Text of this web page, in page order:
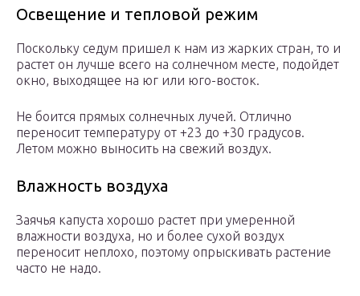
Освещение и тепловой режим
Поскольку седум пришел к нам из жарких стран, то и
растет он лучше всего на солнечном месте, подойдет
окно, выходящее на юг или юго-восток.
Не боится прямых солнечных лучей. Отлично
переносит температуру от +23 до +30 градусов.
Летом можно выносить на свежий воздух.
Влажность воздуха
Заячья капуста хорошо растет при умеренной
влажности воздуха, но и более сухой воздух
переносит неплохо, поэтому опрыскивать растение
часто не надо.